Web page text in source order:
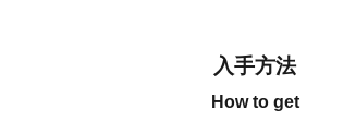
入手方法
How to get